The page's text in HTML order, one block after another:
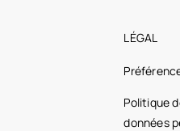
LÉGAL
Politique
données